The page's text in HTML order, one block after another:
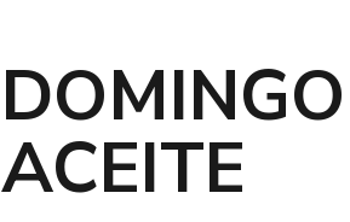
ACEITE